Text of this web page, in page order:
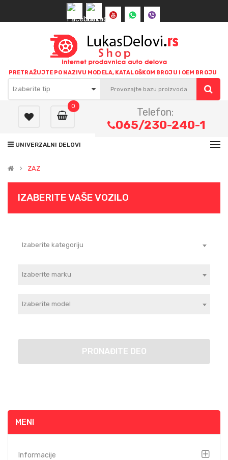
Pon-Pet: 08:00h do 16:00h - Sub: 08:00h do 14:00h
Prijava
PRETRAŽUJTE PO NAZIVU MODELA, KATALOŠKOM BROJU I OEM BROJU
Izaberite tip
0 Telefon:
065/230-240-1
UNIVERZALNI DELOVI
ZAZ
IZABERITE VAŠE VOZILO
Izaberite kategoriju
Izaberite marku
Izaberite model
PRONAĐITE DEO
MENI
Informacije